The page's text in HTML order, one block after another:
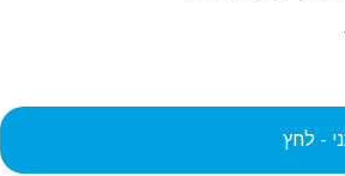
- לחץ